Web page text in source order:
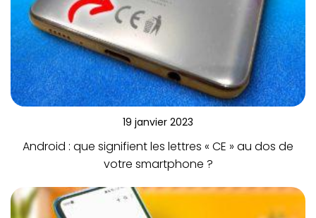
19 janvier 2023
Android : que signifient les lettres « CE » au dos de
votre smartphone ?